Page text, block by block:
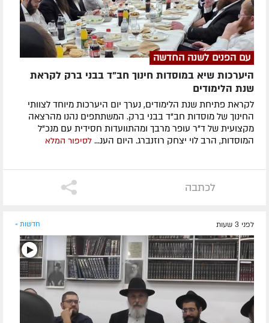
עם הפנים לשנה החדשה
היערכות שיא במוסדות חינוך חב"ד בבני ברק לקראת
שנת הלימודים
לקראת פתיחת שנת הלימודים, נערך יום היערכות מיוחד לצוותי
החינוך של מוסדות חב"ד בבני ברק. המשתתפים נהנו מהרצאה
מקצועית של ד"ר עופר מרבך ומהתוועדות חסידית עם מנכ"ל
המוסדות, הרב לוי יצחק רוזנברג. היום הענ... לסיפור המלא
לכתבה
לפני 3 שעות חדשות »